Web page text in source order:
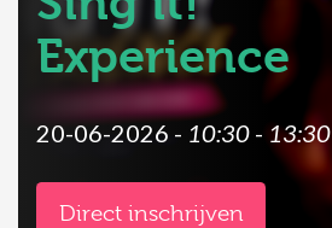
Experience
20-06-2026 - 10:30 - 13:30
Direct inschrijven